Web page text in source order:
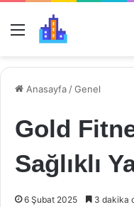
Menü
Anasayfa /Genel
Gold
Sağlıklı
6 Şubat 2025 3 dakika